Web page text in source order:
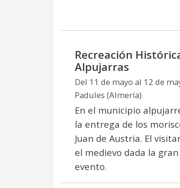
Recreación
Alpujarras
Del 11 de mayo al 12 de
Padules (Almería)
En el municipio
la entrega de los
Juan de Austria. El
el medievo dada la
evento.